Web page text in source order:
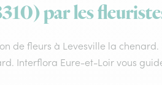
par les
de fleurs à Levesville la
Interflora Eure-et-Loir vous